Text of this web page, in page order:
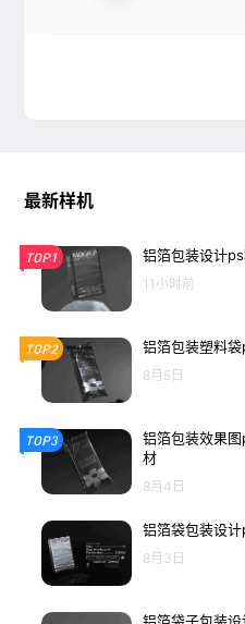
最新样机
TOP1 铝箔包装设计
11小时前
TOP2 铝箔包装塑料
8月5日
TOP3
铝箔包装效果
材
8月4日
铝箔袋包装设
8月3日